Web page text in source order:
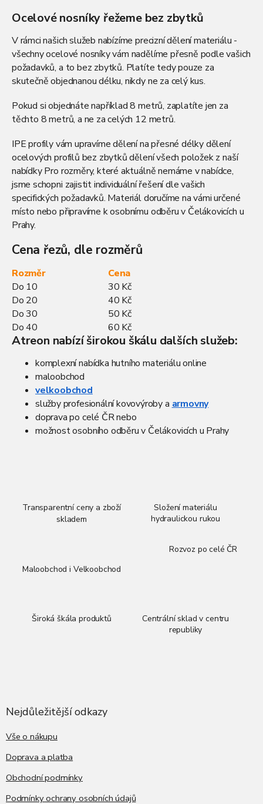
l
á
d
a
c
í
p
v
k
y
ý
p
i
s
u
Ocelové nosníky řežeme bez zbytků
V rámci našich služeb nabízíme precizní dělení materiálu -
všechny ocelové nosníky vám nadělíme přesně podle vašich
požadavků, a to bez zbytků. Platíte tedy pouze za
skutečně objednanou délku, nikdy ne za celý kus.
Pokud si objednáte například 8 metrů, zaplatíte jen za
těchto 8 metrů, a ne za celých 12 metrů.
IPE profily vám upravíme dělení na přesné délky dělení
ocelových profilů bez zbytků dělení všech položek z naší
nabídky Pro rozměry, které aktuálně nemáme v nabídce,
jsme schopni zajistit individuální řešení dle vašich
specifických požadavků. Materiál doručíme na vámi určené
místo nebo připravíme k osobnímu odběru v Čelákovicích u
Prahy.
Cena řezů, dle rozměrů
Rozměr
Cena
Do 10
30 Kč
Do 20
40 Kč
Do 30
50 Kč
Do 40
60 Kč
Atreon nabízí širokou škálu dalších služeb:
komplexní nabídka hutního materiálu online
maloobchod
velkoobchod
služby profesionální kovovýroby aarmovny
doprava po celé ČR nebo
možnost osobního odběru v Čelákovicích u Prahy
Transparentní ceny a zboží
skladem
Složení materiálu
hydraulickou rukou
Maloobchod i Velkoobchod
Rozvoz po celé ČR
Široká škála produktů
Centrální sklad v centru
republiky
Nejdůležitější odkazy
Vše o nákupu
Doprava a platba
Obchodní podmínky
Podmínky ochrany osobních údajů